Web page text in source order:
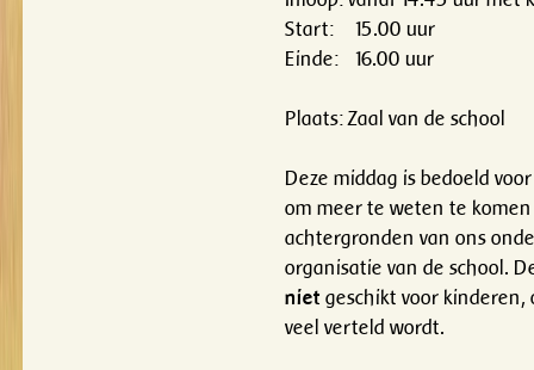
Start: 15.00 uur
Einde: 16.00 uur
Plaats: Zaal van de school
Deze middag is bedoeld
om meer te weten te
achtergronden van ons
organisatie van de school.
niet geschikt voor
veel verteld wordt.